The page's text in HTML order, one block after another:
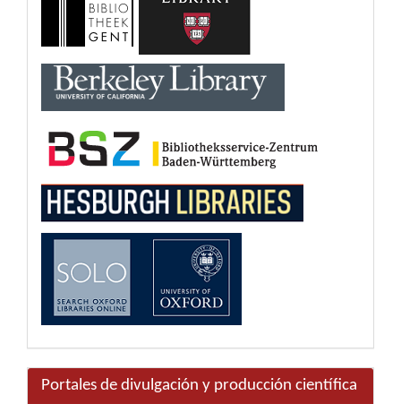
Portales de divulgación y producción científica